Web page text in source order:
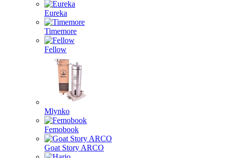
Eureka
Timemore
Fellow
Mlynko
Femobook
Goat Story ARCO